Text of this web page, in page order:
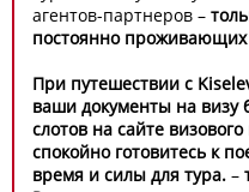
агентов-партнеров –
постоянно
При путешествии с
ваши документы на визу
слотов на сайте
спокойно готовитесь к
время и силы для тура. –